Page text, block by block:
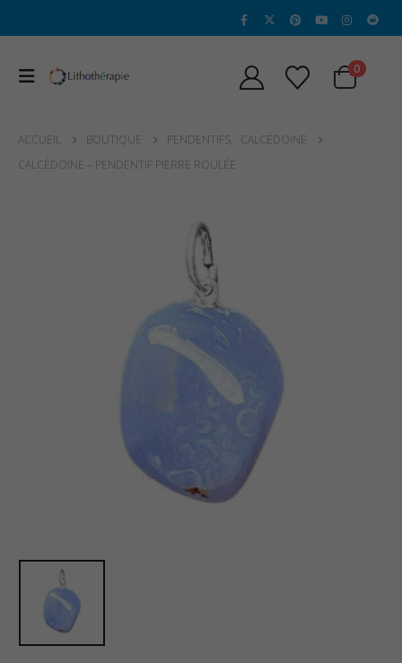
0
ACCUEIL BOUTIQUE PENDENTIFS, CALCÉDOINE
CALCÉDOINE – PENDENTIF PIERRE ROULÉE